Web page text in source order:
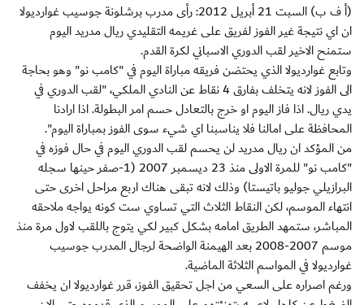
(أ ف ب) السبت 21 أبريل 2012: رأى مدرب برشلونة جوسيب غوارديولا
ان اي نتيجة غير الفوز لفريق على غريمه التقليدي ريال مدريد اليوم
ستمنح الاخير لقب الدوري الاسباني لكرة القدم.
وتابع غوارديولا الذي يحتضن فريقه مباراة اليوم في "كامب نو" وهو بحاجة
الى الفوز لانه يتخلف بفارق 4 نقاط عن النادي الملكي، "لقب الدوري في
يدي ريال. اذا فاز اليوم او خرج بالتعادل حسم امر البطولة. اذا ارادنا
المحافظة على امالنا فلا يناسبنا اي شيء سوى الفوز بمباراة اليوم".
من المؤكد ان ريال مدريد لن يحسم لقب الدوري اليوم في حال فوزه في
"كامب نو" للمرة الاولى منذ 23 ديسمبر 2007 (1-صفر حينها سجله
البرازيلي جوليو باتيستا) وذلك لانه تبقى هناك اربع مراحل اخرى حتى
انتهاء الموسم، لكن النقاط الثلاث التي تساوي ست كونه يواجه ملاحقه
المباشر، ستمهد الطريق امامه بشكل كبير لكي يتوج باللقب لاول مرة منذ
موسم 2007-2008 بعد الهيمنة الواضحة لرجال المدرب جوسيب
غوارديولا في المواسم الثلاثة الماضية.
ورغم اصراره على السعي من اجل تحقيق الفوز، قرر غوارديولا ان يخفف